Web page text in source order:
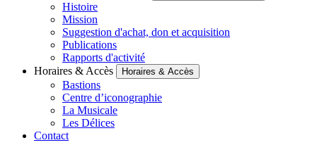
Histoire
Mission
Suggestion d'achat, don et acquisition
Publications
Rapports d'activité
Horaires & Accès
Horaires & Accès
Bastions
Centre d’iconographie
La Musicale
Les Délices
Contact